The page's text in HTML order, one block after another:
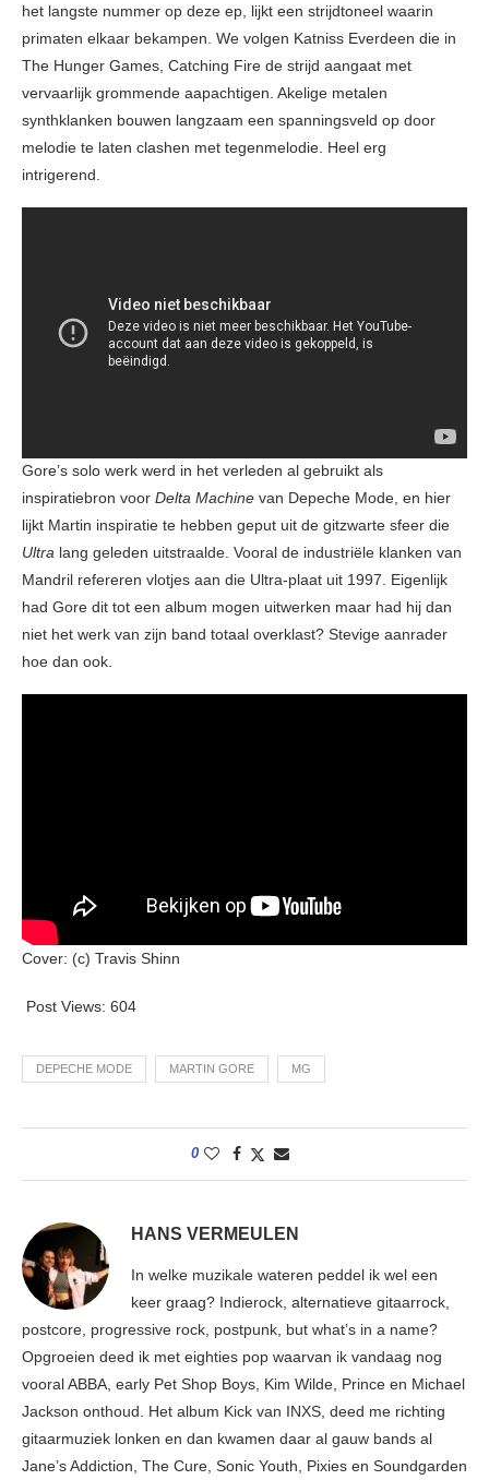
het langste nummer op deze ep, lijkt een strijdtoneel waarin
primaten elkaar bekampen. We volgen Katniss Everdeen die in
The Hunger Games, Catching Fire de strijd aangaat met
vervaarlijk grommende aapachtigen. Akelige metalen
synthklanken bouwen langzaam een spanningsveld op door
melodie te laten clashen met tegenmelodie. Heel erg
intrigerend.
Gore’s solo werk werd in het verleden al gebruikt als
inspiratiebron voor Delta Machine van Depeche Mode, en hier
lijkt Martin inspiratie te hebben geput uit de gitzwarte sfeer die
Ultra lang geleden uitstraalde. Vooral de industriële klanken van
Mandril refereren vlotjes aan die Ultra-plaat uit 1997. Eigenlijk
had Gore dit tot een album mogen uitwerken maar had hij dan
niet het werk van zijn band totaal overklast? Stevige aanrader
hoe dan ook.
Cover: (c) Travis Shinn
Post Views: 604
DEPECHE MODE MARTIN GORE MG
0
HANS VERMEULEN
In welke muzikale wateren peddel ik wel een
keer graag? Indierock, alternatieve gitaarrock,
postcore, progressive rock, postpunk, but what’s in a name?
Opgroeien deed ik met eighties pop waarvan ik vandaag nog
vooral ABBA, early Pet Shop Boys, Kim Wilde, Prince en Michael
Jackson onthoud. Het album Kick van INXS, deed me richting
gitaarmuziek lonken en dan kwamen daar al gauw bands al
Jane’s Addiction, The Cure, Sonic Youth, Pixies en Soundgarden